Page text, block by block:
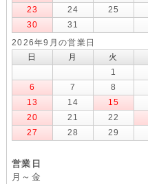
23
24 25
30
31
2026年9月の営業日
日
月 火
1
6
7 8
13
14 15
20
21 22
27
28 29
営業日
月～金